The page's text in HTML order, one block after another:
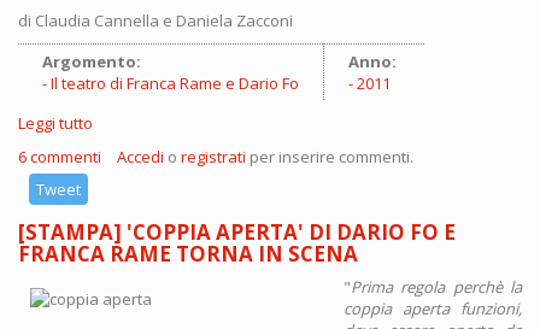
di Claudia Cannella e Daniela Zacconi
Argomento:
Il teatro di Franca Rame e Dario Fo
Anno:
2011
Leggi tutto
6 commenti
Accedi o registrati per inserire commenti.
Tweet
[STAMPA] 'COPPIA APERTA' DI DARIO FO E
FRANCA RAME TORNA IN SCENA
"Prima regola perchè la
coppia aperta funzioni,